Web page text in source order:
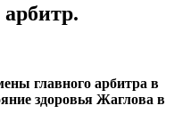
главного арбитра в
здоровья Жаглова в